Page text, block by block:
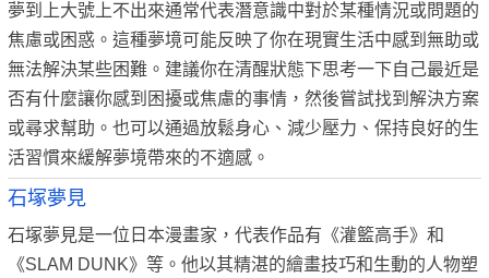
夢到上大號上不出來通常代表潛意識中對於某種情況或問題的
焦慮或困惑。這種夢境可能反映了你在現實生活中感到無助或
無法解決某些困難。建議你在清醒狀態下思考一下自己最近是
否有什麼讓你感到困擾或焦慮的事情，然後嘗試找到解決方案
或尋求幫助。也可以通過放鬆身心、減少壓力、保持良好的生
活習慣來緩解夢境帶來的不適感。
石塚夢見
石塚夢見是一位日本漫畫家，代表作品有《灌籃高手》和
《SLAM DUNK》等。他以其精湛的繪畫技巧和生動的人物塑